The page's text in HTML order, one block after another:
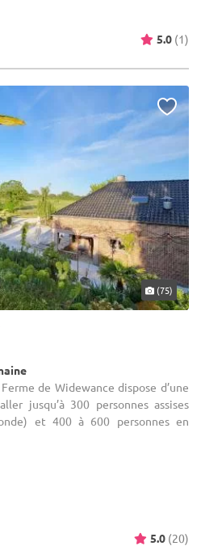
5.0 (1)
(75)
de Widewance dispose d’une
jusqu’à 300 personnes assises
et 400 à 600 personnes en
5.0 (20)